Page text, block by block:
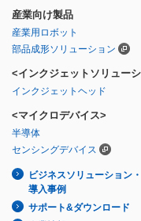
産業向け製品
産業用ロボット
部品成形ソリューション
<インクジェットソリュー
インクジェットヘッド
<マイクロデバイス>
半導体
センシングデバイス
ビジネスソリューション・
導入事例
サポート&ダウンロード